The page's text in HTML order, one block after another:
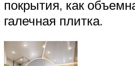
покрытия, как
галечная плитка.